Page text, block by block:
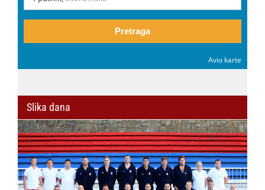
Pretraga
Avio karte
Slika dana